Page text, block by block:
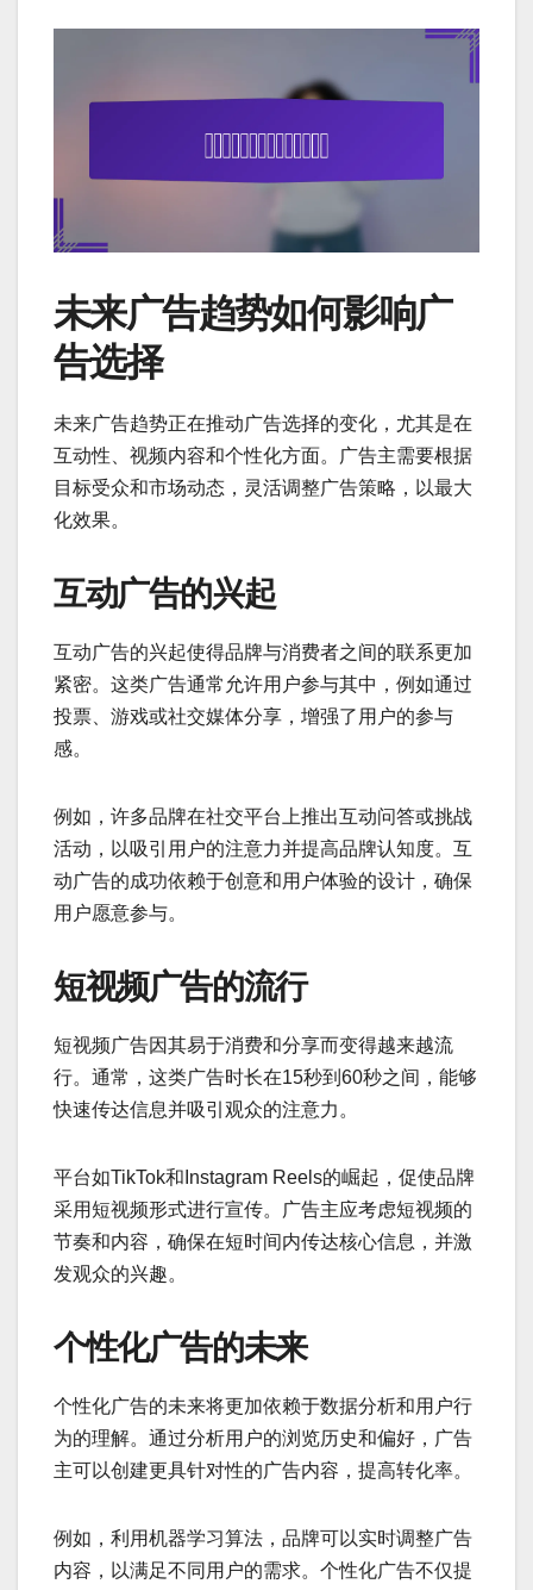
未来广告趋势如何影响广
告选择
未来广告趋势正在推动广告选择的变化，尤其是在
互动性、视频内容和个性化方面。广告主需要根据
目标受众和市场动态，灵活调整广告策略，以最大
化效果。
互动广告的兴起
互动广告的兴起使得品牌与消费者之间的联系更加
紧密。这类广告通常允许用户参与其中，例如通过
投票、游戏或社交媒体分享，增强了用户的参与
感。
例如，许多品牌在社交平台上推出互动问答或挑战
活动，以吸引用户的注意力并提高品牌认知度。互
动广告的成功依赖于创意和用户体验的设计，确保
用户愿意参与。
短视频广告的流行
短视频广告因其易于消费和分享而变得越来越流
行。通常，这类广告时长在15秒到60秒之间，能够
快速传达信息并吸引观众的注意力。
平台如TikTok和Instagram Reels的崛起，促使品牌
采用短视频形式进行宣传。广告主应考虑短视频的
节奏和内容，确保在短时间内传达核心信息，并激
发观众的兴趣。
个性化广告的未来
个性化广告的未来将更加依赖于数据分析和用户行
为的理解。通过分析用户的浏览历史和偏好，广告
主可以创建更具针对性的广告内容，提高转化率。
例如，利用机器学习算法，品牌可以实时调整广告
内容，以满足不同用户的需求。个性化广告不仅提